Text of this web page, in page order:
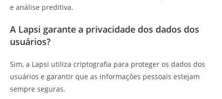
e análise preditiva.
A Lapsi garante a privacidade dos dados dos
usuários?
Sim, a Lapsi utiliza criptografia para proteger os dados dos
usuários e garantir que as informações pessoais estejam
sempre seguras.